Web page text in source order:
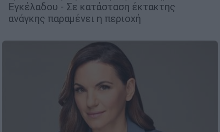
Εγκέλαδου - Σε κατάσταση έκτακτης
ανάγκης παραμένει η περιοχή